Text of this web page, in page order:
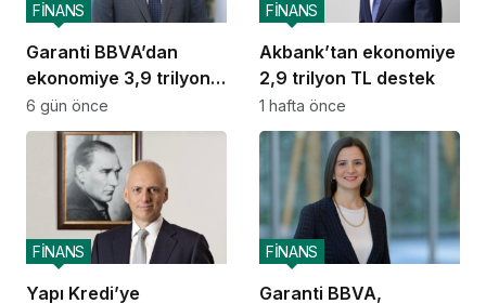
Garanti BBVA’dan
ekonomiye 3,9 trilyon
TL destek
FİNANS
6 gün önce
Akbank’tan ekonomiye
2,9 trilyon TL destek
FİNANS
1 hafta önce
Yapı Kredi’ye
FİNANS
Garanti BBVA,
FİNANS